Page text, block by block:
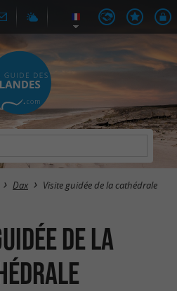
Dax Visite guidée de la cathédrale
de la